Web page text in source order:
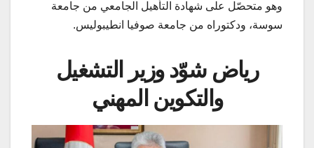
وهو متحصّل على شهادة التأهيل الجامعي من جامعة
سوسة، ودكتوراه من جامعة صوفيا انطيبوليس.
رياض شوّد وزير التشغيل
والتكوين المهني